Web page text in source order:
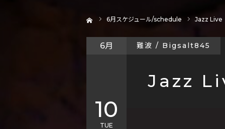
6月スケジュール/schedule Jazz Live
Jazz
6月
10
TUE
難波 / Bigsalt845